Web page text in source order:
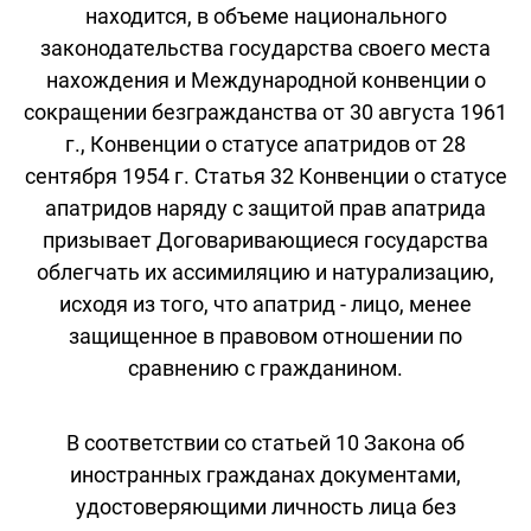
находится, в объеме национального
законодательства государства своего места
нахождения и Международной конвенции о
сокращении безгражданства от 30 августа 1961
г., Конвенции о статусе апатридов от 28
сентября 1954 г. Статья 32 Конвенции о статусе
апатридов наряду с защитой прав апатрида
призывает Договаривающиеся государства
облегчать их ассимиляцию и натурализацию,
исходя из того, что апатрид - лицо, менее
защищенное в правовом отношении по
сравнению с гражданином.
В соответствии со статьей 10 Закона об
иностранных гражданах документами,
удостоверяющими личность лица без